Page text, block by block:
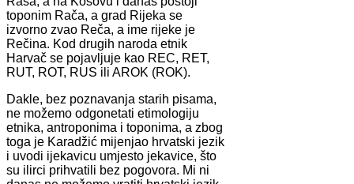
toponim Rača, a grad Rijeka se
izvorno zvao Reča, a ime rijeke je
Rečina. Kod drugih naroda etnik
Harvač se pojavljuje kao REC, RET,
RUT, ROT, RUS ili AROK (ROK).
Dakle, bez poznavanja starih pisama,
ne možemo odgonetati etimologiju
etnika, antroponima i toponima, a zbog
toga je Karadžić mijenjao hrvatski jezik
i uvodi ijekavicu umjesto jekavice, što
su ilirci prihvatili bez pogovora. Mi ni